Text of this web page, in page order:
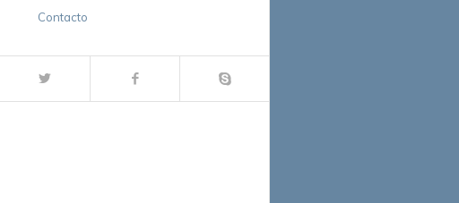
Contacto